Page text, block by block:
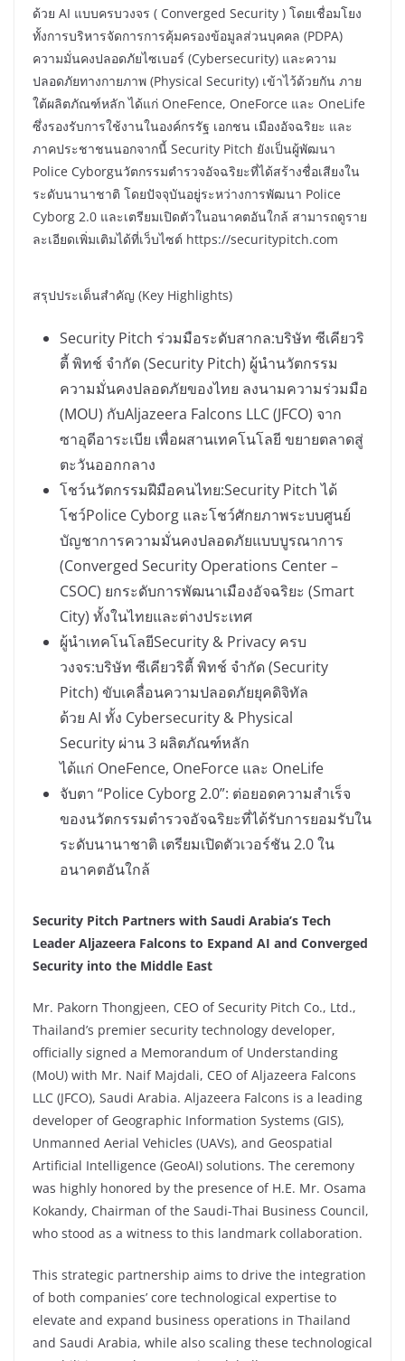
ด้วย AI แบบครบวงจร ( Converged Security ) โดยเชื่อมโยง
ทั้งการบริหารจัดการการคุ้มครองข้อมูลส่วนบุคคล (PDPA)
ความมั่นคงปลอดภัยไซเบอร์ (Cybersecurity) และความ
ปลอดภัยทางกายภาพ (Physical Security) เข้าไว้ด้วยกัน ภาย
ใต้ผลิตภัณฑ์หลัก ได้แก่ OneFence, OneForce และ OneLife
ซึ่งรองรับการใช้งานในองค์กรรัฐ เอกชน เมืองอัจฉริยะ และ
ภาคประชาชนนอกจากนี้ Security Pitch ยังเป็นผู้พัฒนา
Police Cyborgนวัตกรรมตำรวจอัจฉริยะที่ได้สร้างชื่อเสียงใน
ระดับนานาชาติ โดยปัจจุบันอยู่ระหว่างการพัฒนา Police
Cyborg 2.0 และเตรียมเปิดตัวในอนาคตอันใกล้ สามารถดูราย
ละเอียดเพิ่มเติมได้ที่เว็บไซต์ https://securitypitch.com
สรุปประเด็นสำคัญ (Key Highlights)
Security Pitch ร่วมมือระดับสากล:บริษัท ซีเคียวริ
ตี้ พิทช์ จำกัด (Security Pitch) ผู้นำนวัตกรรม
ความมั่นคงปลอดภัยของไทย ลงนามความร่วมมือ
(MOU) กับAljazeera Falcons LLC (JFCO) จาก
ซาอุดีอาระเบีย เพื่อผสานเทคโนโลยี ขยายตลาดสู่
ตะวันออกกลาง
โชว์นวัตกรรมฝีมือคนไทย:Security Pitch ได้
โชว์Police Cyborg และโชว์ศักยภาพระบบศูนย์
บัญชาการความมั่นคงปลอดภัยแบบบูรณาการ
(Converged Security Operations Center –
CSOC) ยกระดับการพัฒนาเมืองอัจฉริยะ (Smart
City) ทั้งในไทยและต่างประเทศ
ผู้นำเทคโนโลยีSecurity & Privacy ครบ
วงจร:บริษัท ซีเคียวริตี้ พิทช์ จำกัด (Security
Pitch) ขับเคลื่อนความปลอดภัยยุคดิจิทัล
ด้วย AI ทั้ง Cybersecurity & Physical
Security ผ่าน 3 ผลิตภัณฑ์หลัก
ได้แก่ OneFence, OneForce และ OneLife
จับตา “Police Cyborg 2.0”: ต่อยอดความสำเร็จ
ของนวัตกรรมตำรวจอัจฉริยะที่ได้รับการยอมรับใน
ระดับนานาชาติ เตรียมเปิดตัวเวอร์ชัน 2.0 ใน
อนาคตอันใกล้
Security Pitch Partners with Saudi Arabia’s Tech
Leader Aljazeera Falcons to Expand AI and Converged
Security into the Middle East
Mr. Pakorn Thongjeen, CEO of Security Pitch Co., Ltd.,
Thailand’s premier security technology developer,
officially signed a Memorandum of Understanding
(MoU) with Mr. Naif Majdali, CEO of Aljazeera Falcons
LLC (JFCO), Saudi Arabia. Aljazeera Falcons is a leading
developer of Geographic Information Systems (GIS),
Unmanned Aerial Vehicles (UAVs), and Geospatial
Artificial Intelligence (GeoAI) solutions. The ceremony
was highly honored by the presence of H.E. Mr. Osama
Kokandy, Chairman of the Saudi-Thai Business Council,
who stood as a witness to this landmark collaboration.
This strategic partnership aims to drive the integration
of both companies’ core technological expertise to
elevate and expand business operations in Thailand
and Saudi Arabia, while also scaling these technological